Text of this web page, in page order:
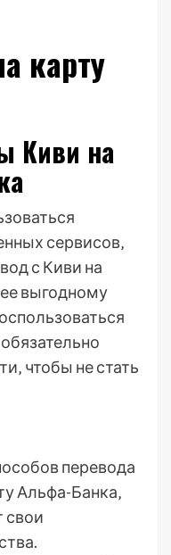
карту
Киви на
сервисов‚
с Киви на
выгодному
чтобы не стать
перевода
Альфа-Банка‚
свои